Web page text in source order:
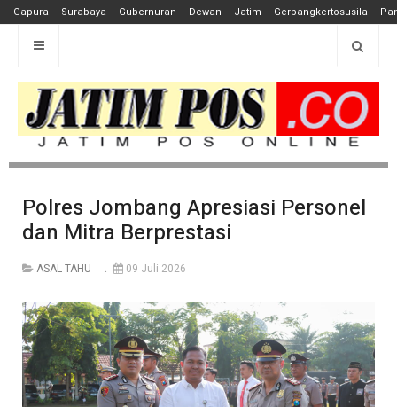
Gapura Surabaya Gubernuran Dewan Jatim Gerbangkertosusila
Polres Jombang Apresiasi Personel
dan Mitra Berprestasi
ASAL TAHU 09 Juli 2026